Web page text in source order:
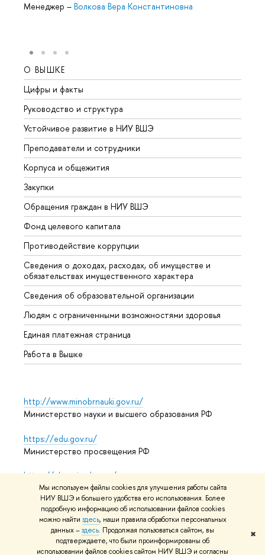
Мы используем файлы cookies для улучшения работы сайта
НИУ ВШЭ и большего удобства его использования. Более
подробную информацию об использовании файлов cookies
можно найти здесь, наши правила обработки персональных
данных –здесь. Продолжая пользоваться сайтом, вы
подтверждаете, что были проинформированы об
использовании файлов cookies сайтом НИУ ВШЭ и согласны
✖
Менеджер – Волкова Вера Константиновна
О ВЫШКЕ
Цифры и факты
Руководство и структура
Устойчивое развитие в НИУ ВШЭ
Преподаватели и сотрудники
Корпуса и общежития
Закупки
Обращения граждан в НИУ ВШЭ
Фонд целевого капитала
Противодействие коррупции
Сведения о доходах, расходах, об имуществе и
обязательствах имущественного характера
Сведения об образовательной организации
Людям с ограниченными возможностями здоровья
Единая платежная страница
Работа в Вышке
http://www.minobrnauki.gov.ru/
Министерство науки и высшего образования РФ
https://edu.gov.ru/
Министерство просвещения РФ
https://elearning.hse.ru/mooc
Массовые открытые онлайн-курсы
© НИУ ВШЭ 1993–2026 Адреса и контактыУсловия
использования материаловПолитика конфиденциальности